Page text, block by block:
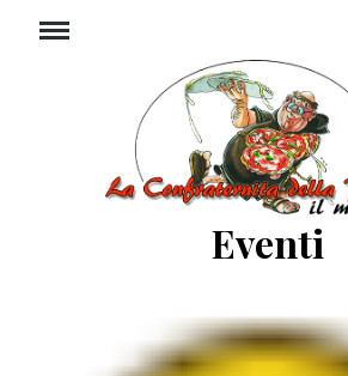
Eventi